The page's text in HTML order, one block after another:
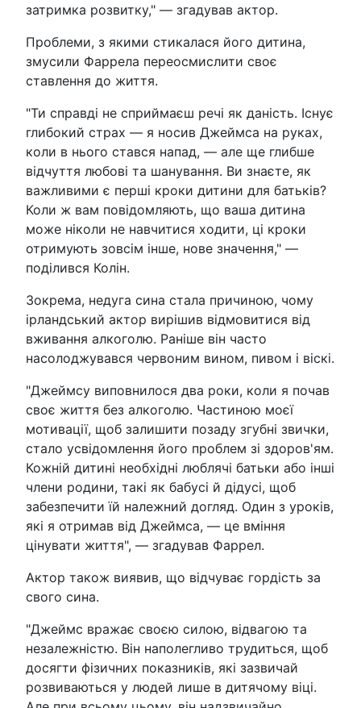
затримка розвитку," — згадував актор.
Проблеми, з якими стикалася його дитина,
змусили Фаррела переосмислити своє
ставлення до життя.
"Ти справді не сприймаєш речі як даність. Існує
глибокий страх — я носив Джеймса на руках,
коли в нього стався напад, — але ще глибше
відчуття любові та шанування. Ви знаєте, як
важливими є перші кроки дитини для батьків?
Коли ж вам повідомляють, що ваша дитина
може ніколи не навчитися ходити, ці кроки
отримують зовсім інше, нове значення," —
поділився Колін.
Зокрема, недуга сина стала причиною, чому
ірландський актор вирішив відмовитися від
вживання алкоголю. Раніше він часто
насолоджувався червоним вином, пивом і віскі.
"Джеймсу виповнилося два роки, коли я почав
своє життя без алкоголю. Частиною моєї
мотивації, щоб залишити позаду згубні звички,
стало усвідомлення його проблем зі здоров'ям.
Кожній дитині необхідні люблячі батьки або інші
члени родини, такі як бабусі й дідусі, щоб
забезпечити їй належний догляд. Один з уроків,
які я отримав від Джеймса, — це вміння
цінувати життя", — згадував Фаррел.
Актор також виявив, що відчуває гордість за
свого сина.
"Джеймс вражає своєю силою, відвагою та
незалежністю. Він наполегливо трудиться, щоб
досягти фізичних показників, які зазвичай
розвиваються у людей лише в дитячому віці.